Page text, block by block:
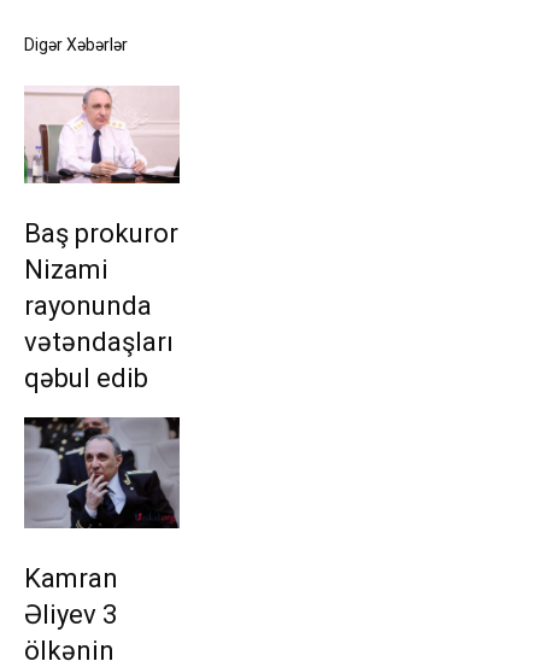
Digər Xəbərlər
Baş prokuror
Nizami
rayonunda
vətəndaşları
qəbul edib
Kamran
Əliyev 3
ölkənin